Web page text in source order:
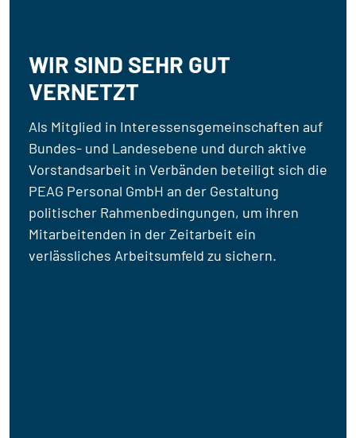
WIR SIND SEHR GUT
VERNETZT
Als Mitglied in Interessensgemeinschaften auf
Bundes- und Landesebene und durch aktive
Vorstandsarbeit in Verbänden beteiligt sich die
PEAG Personal GmbH an der Gestaltung
politischer Rahmenbedingungen, um ihren
Mitarbeitenden in der Zeitarbeit ein
verlässliches Arbeitsumfeld zu sichern.